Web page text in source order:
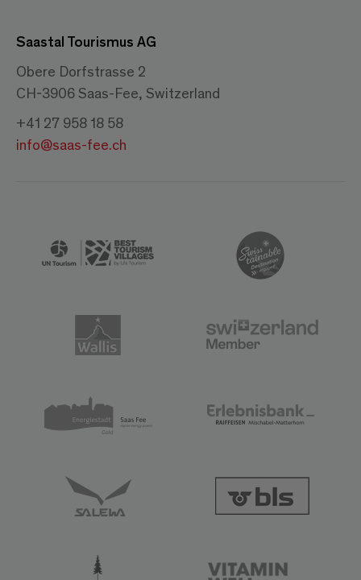
Saastal Tourismus AG
Obere Dorfstrasse 2
CH-3906 Saas-Fee, Switzerland
+41 27 958 18 58
info@saas-fee.ch